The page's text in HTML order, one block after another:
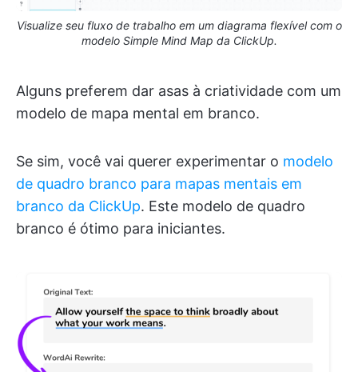
Visualize seu fluxo de trabalho em um diagrama flexível com o
modelo Simple Mind Map da ClickUp.
Alguns preferem dar asas à criatividade com um
modelo de mapa mental em branco.
Se sim, você vai querer experimentar o modelo
de quadro branco para mapas mentais em
branco da ClickUp. Este modelo de quadro
branco é ótimo para iniciantes.